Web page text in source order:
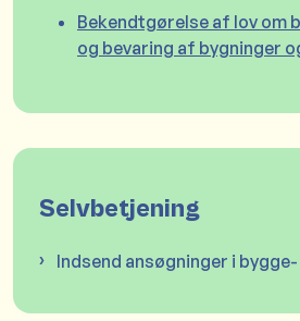
Bekendtgørelse af lov om
og bevaring af bygninger
Selvbetjening
Indsend ansøgninger i